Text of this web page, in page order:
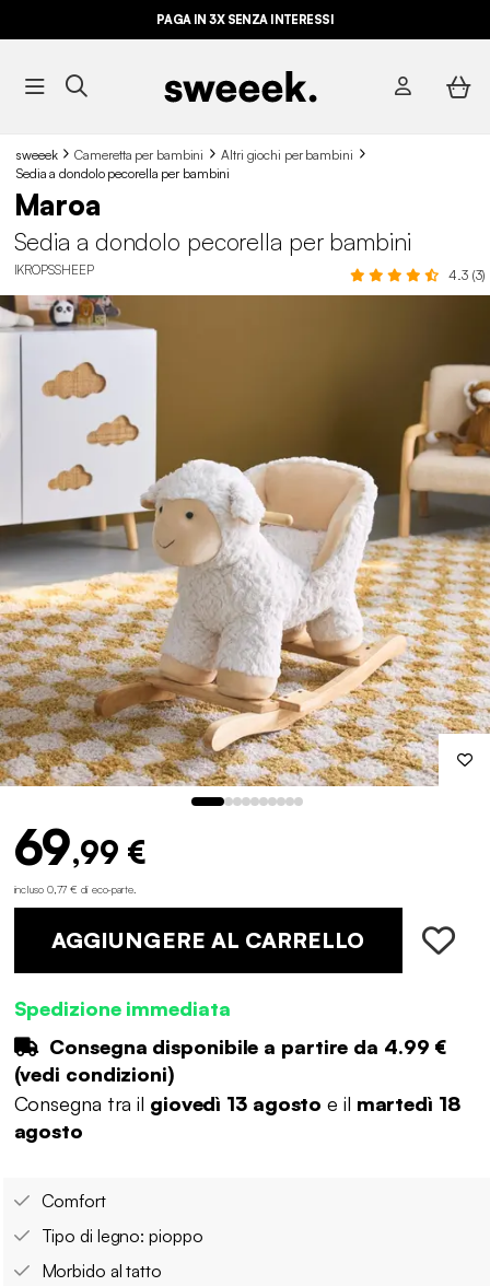
PAGA IN 3X SENZA INTERESSI
sweeek Cameretta per bambini
Altri giochi per bambini
Sedia a dondolo pecorella per bambini
Maroa
Sedia a dondolo pecorella per bambini
IKROPSSHEEP 4.3 (3)
69,99 €
incluso 0,77 € di eco-parte.
AGGIUNGERE AL CARRELLO
Spedizione immediata
Consegna disponibile a partire da 4.99 €
(vedi condizioni)
Consegna tra il giovedì 13 agosto e il martedì 18
agosto
Comfort
Tipo di legno: pioppo
Morbido al tatto